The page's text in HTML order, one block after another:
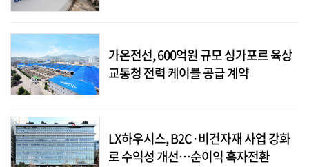
가온전선, 600억원 규모 싱가포르 육상
교통청 전력 케이블 공급 계약
LX하우시스, B2C·비건자재 사업 강화
로 수익성 개선…순이익 흑자전환